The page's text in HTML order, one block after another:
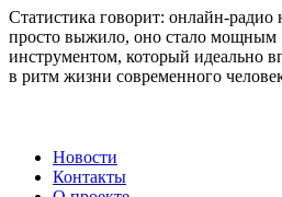
Статистика говорит: онлайн-радио
просто выжило, оно стало мощным
инструментом, который идеально
в ритм жизни современного
Новости
Контакты